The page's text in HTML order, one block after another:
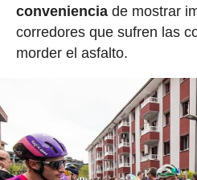
conveniencia de mostrar
corredores que sufren las
morder el asfalto.